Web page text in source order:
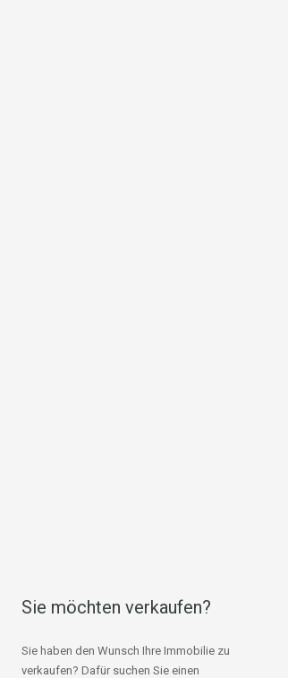
Sie möchten verkaufen?
Sie haben den Wunsch Ihre Immobilie zu
verkaufen? Dafür suchen Sie einen